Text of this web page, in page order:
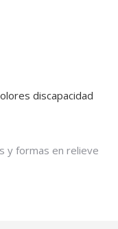
discapacidad
y formas en relieve